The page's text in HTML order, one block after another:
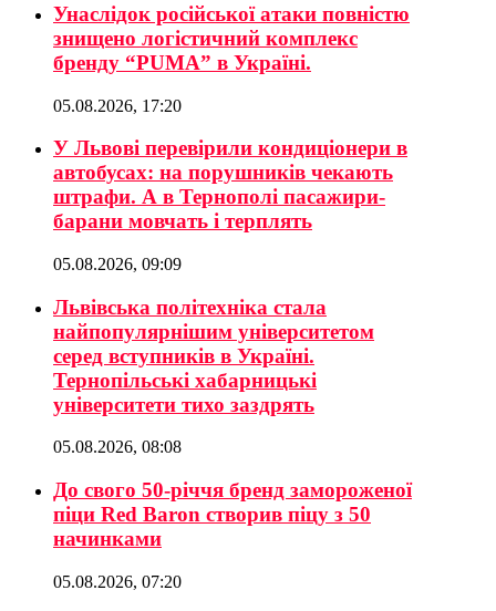
Унаслідок російської атаки повністю
знищено логістичний комплекс
бренду “PUMA” в Україні.
05.08.2026, 17:20
У Львові перевірили кондиціонери в
автобусах: на порушників чекають
штрафи. А в Тернополі пасажири-
барани мовчать і терплять
05.08.2026, 09:09
Львівська політехніка стала
найпопулярнішим університетом
серед вступників в Україні.
Тернопільські хабарницькі
університети тихо заздрять
05.08.2026, 08:08
До свого 50-річчя бренд замороженої
піци Red Baron створив піцу з 50
начинками
05.08.2026, 07:20